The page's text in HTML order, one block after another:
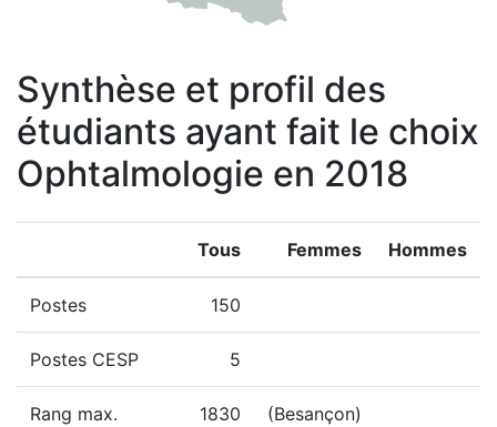
Synthèse et profil des
étudiants ayant fait le choix
Ophtalmologie en 2018
Tous Femmes Hommes
Postes 150
Postes CESP 5
Rang max.
1830 (Besançon)